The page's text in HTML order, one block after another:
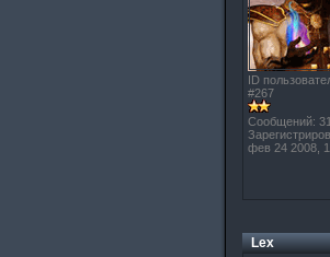
ID
#267
Сообщений: 31
фев 24 2008,
Lex